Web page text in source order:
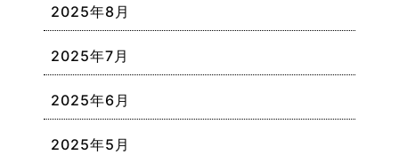
2025年8月
2025年7月
2025年6月
2025年5月